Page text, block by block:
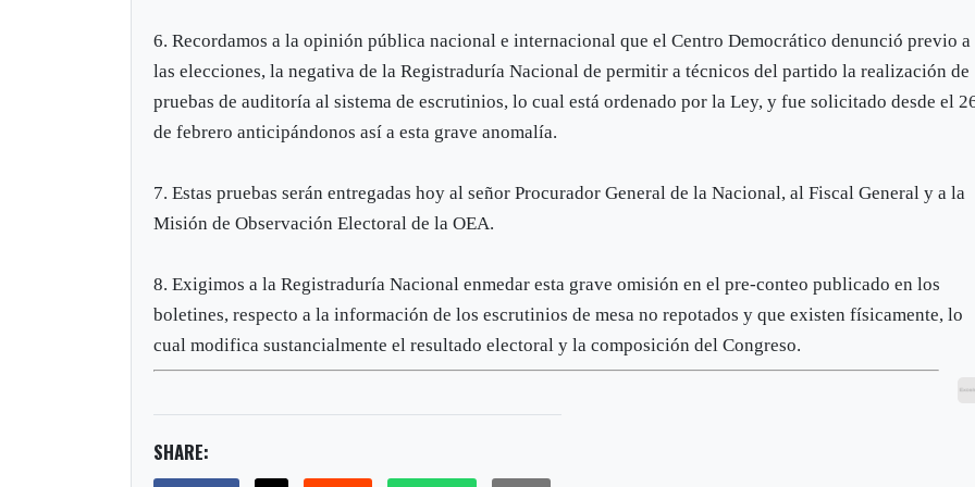
6. Recordamos a la opinión pública nacional e internacional que el Centro Democrático denunció previo a
las elecciones, la negativa de la Registraduría Nacional de permitir a técnicos del partido la realización de
pruebas de auditoría al sistema de escrutinios, lo cual está ordenado por la Ley, y fue solicitado desde el
de febrero anticipándonos así a esta grave anomalía.
7. Estas pruebas serán entregadas hoy al señor Procurador General de la Nacional, al Fiscal General y a la
Misión de Observación Electoral de la OEA.
8. Exigimos a la Registraduría Nacional enmedar esta grave omisión en el pre-conteo publicado en los
boletines, respecto a la información de los escrutinios de mesa no repotados y que existen físicamente, lo
cual modifica sustancialmente el resultado electoral y la composición del Congreso.
SHARE: